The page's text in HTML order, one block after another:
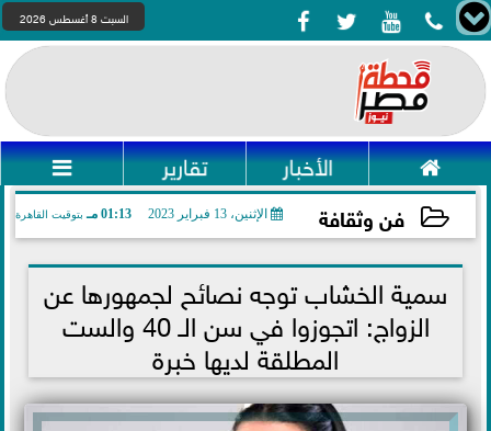
    السبت 8 أغسطس 2026
 الأخبار تقارير 
فن وثقافة الإثنين، 13 فبراير 2023 01:13 مـ بتوقيت القاهرة
2023-02-13 13:13:40
سمية الخشاب توجه نصائح لجمهورها عن
الزواج: اتجوزوا في سن الـ 40 والست
المطلقة لديها خبرة